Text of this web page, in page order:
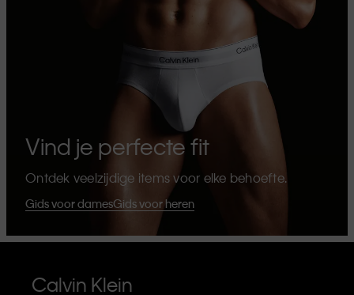
Vind je perfecte fit
Ontdek veelzijdige items voor elke behoefte.
Gids voor damesGids voor heren
Calvin Klein